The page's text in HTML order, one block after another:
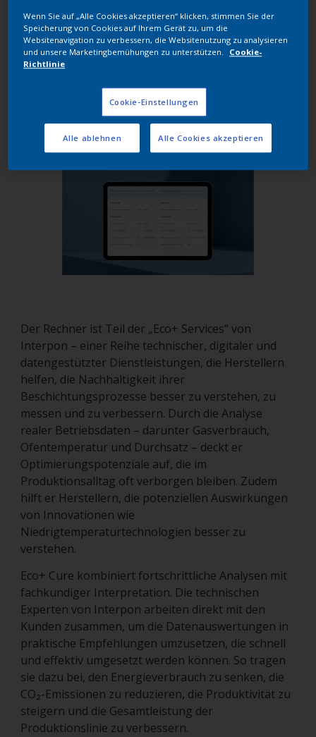
und nachhaltigere Betriebsabläufe zu fördern.
Der Eco+ Cure Energierechner wird von Interpons
Technischem Kundendienstim Rahmen von
Auswertungen eingesetzt und bietet Kunden klare
Einblicke in ihren Aushärtungsprozess sowie in
Möglichkeiten zur Verbesserung der
Energieeffizienz und Leistung.
Der Rechner ist Teil der „Eco+ Services“ von
Interpon – einer Reihe technischer, digitaler und
datengestützter Dienstleistungen, die Herstellern
helfen, die Nachhaltigkeit ihrer
Beschichtungsprozesse besser zu verstehen, zu
messen und zu verbessern. Durch die Analyse
realer Betriebsdaten – darunter Gasverbrauch,
Ofentemperatur und Durchsatz – deckt er
Optimierungspotenziale auf, die im
Produktionsalltag oft verborgen bleiben. Zudem
hilft er Herstellern, die potenziellen Auswirkungen
von Innovationen wie
Niedrigtemperaturtechnologien besser zu
verstehen.
Eco+ Cure kombiniert fortschrittliche Analysen mit
fachkundiger Interpretation. Die technischen
Experten von Interpon arbeiten direkt mit den
Kunden zusammen, um die Datenauswertungen in
praktische Empfehlungen umzusetzen, die schnell
und effektiv umgesetzt werden können. So tragen
sie dazu bei, den Energieverbrauch zu senken, die
CO₂-Emissionen zu reduzieren, die Produktivität zu
steigern und die Gesamtleistung der
Produktionslinie zu verbessern.
Wenn Sie auf „Alle Cookies akzeptieren“ klicken, stimmen Sie der
Speicherung von Cookies auf Ihrem Gerät zu, um die
Websitenavigation zu verbessern, die Websitenutzung zu analysieren
und unsere Marketingbemühungen zu unterstützen.
Cookie-
Richtlinie
Cookie-Einstellungen
Alle ablehnen Alle Cookies akzeptieren